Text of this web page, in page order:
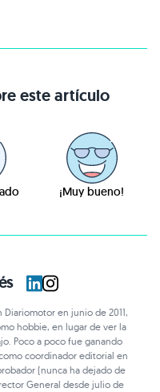
este artículo
¡Muy bueno!
en junio de 2011,
hobbie, en lugar de ver la
Poco a poco fue ganando
coordinador editorial en
(nunca ha dejado de
General desde julio de